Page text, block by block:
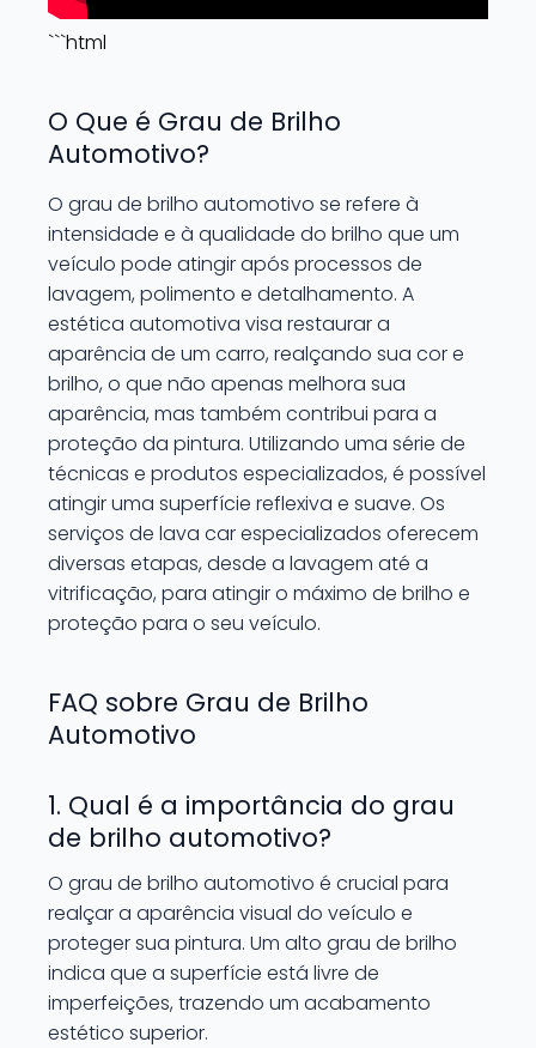
```html
O Que é Grau de Brilho
Automotivo?
O grau de brilho automotivo se refere à
intensidade e à qualidade do brilho que um
veículo pode atingir após processos de
lavagem, polimento e detalhamento. A
estética automotiva visa restaurar a
aparência de um carro, realçando sua cor e
brilho, o que não apenas melhora sua
aparência, mas também contribui para a
proteção da pintura. Utilizando uma série de
técnicas e produtos especializados, é possível
atingir uma superfície reflexiva e suave. Os
serviços de lava car especializados oferecem
diversas etapas, desde a lavagem até a
vitrificação, para atingir o máximo de brilho e
proteção para o seu veículo.
FAQ sobre Grau de Brilho
Automotivo
1. Qual é a importância do grau
de brilho automotivo?
O grau de brilho automotivo é crucial para
realçar a aparência visual do veículo e
proteger sua pintura. Um alto grau de brilho
indica que a superfície está livre de
imperfeições, trazendo um acabamento
estético superior.